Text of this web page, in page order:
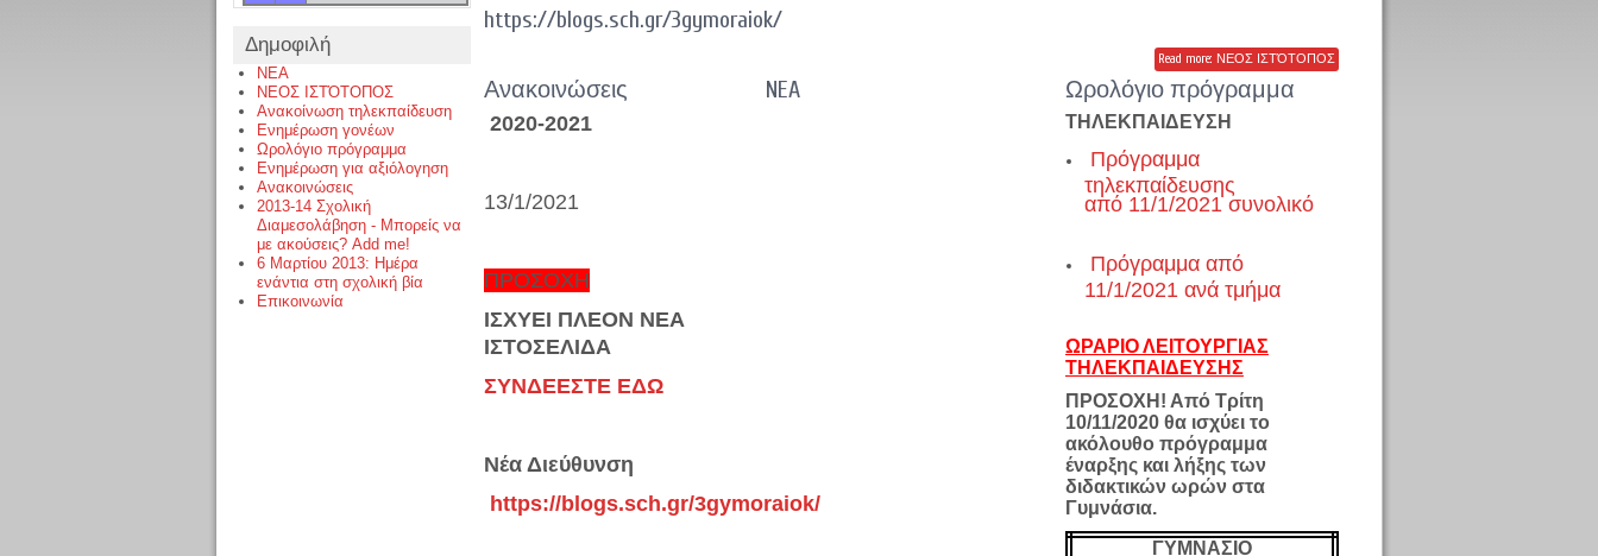
Δημοφιλή
NEA
ΝΕΟΣ ΙΣΤΌΤΟΠΟΣ
Ανακοίνωση τηλεκπαίδευση
Ενημέρωση γονέων
Ωρολόγιο πρόγραμμα
Ενημέρωση για αξιόλογηση
Ανακοινώσεις
2013-14 Σχολική
Διαμεσολάβηση - Μπορείς να
με ακούσεις? Add me!
6 Μαρτίου 2013: Ημέρα
ενάντια στη σχολική βία
Επικοινωνία
https://blogs.sch.gr/3gymoraiok/
Read more: ΝΕΟΣ ΙΣΤΌΤΟΠΟΣ
Ανακοινώσεις
2020-2021
13/1/2021
ΠΡΟΣΟΧΗ
ΙΣΧΥΕΙ ΠΛΕΟΝ ΝΕΑ
ΙΣΤΟΣΕΛΙΔΑ
ΣΥΝΔΕΕΣΤΕ ΕΔΩ
Νέα Διεύθυνση
https://blogs.sch.gr/3gymoraiok/
NEA Ωρολόγιο πρόγραμμα
ΤΗΛΕΚΠΑΙΔΕΥΣΗ
Πρόγραμμα
τηλεκπαίδευσης
από 11/1/2021 συνολικό
Πρόγραμμα από
11/1/2021 ανά τμήμα
ΩΡΑΡΙΟ ΛΕΙΤΟΥΡΓΙΑΣ
ΤΗΛΕΚΠΑΙΔΕΥΣΗΣ
ΠΡΟΣΟΧΗ! Από Τρίτη
10/11/2020 θα ισχύει το
ακόλουθο πρόγραμμα
έναρξης και λήξης των
διδακτικών ωρών στα
Γυμνάσια.
ΓΥΜΝΑΣΙΟ